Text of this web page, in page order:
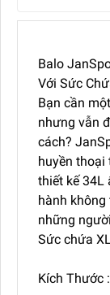
Balo
Với Sức
Bạn cần
nhưng vẫn
cách?
huyền thoại
thiết kế 34L
hành không
những
Sức chứa
Kích Thước